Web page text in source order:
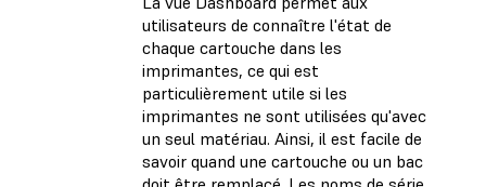
utilisateurs de connaître l'état de
chaque cartouche dans les
imprimantes, ce qui est
particulièrement utile si les
imprimantes ne sont utilisées qu'avec
un seul matériau. Ainsi, il est facile de
savoir quand une cartouche ou un bac